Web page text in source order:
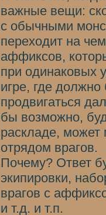
важные вещи:
с обычными
переходит на
аффиксов,
при одинаковых
игре, где
продвигаться
бы возможно,
раскладе, может
отрядом врагов.
Почему? Ответ
экипировки,
врагов с
и т.д. и т.п.